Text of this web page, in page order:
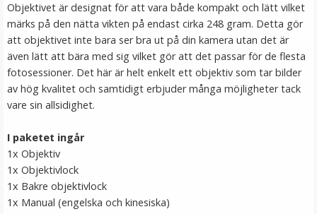
★★★★★
69 kr
LÄGG I VARUKORG
Objektivet är designat för att vara både kompakt och lätt vilket
märks på den nätta vikten på endast cirka 248 gram. Detta gör
att objektivet inte bara ser bra ut på din kamera utan det är
även lätt att bära med sig vilket gör att det passar för de flesta
fotosessioner. Det här är helt enkelt ett objektiv som tar bilder
av hög kvalitet och samtidigt erbjuder många möjligheter tack
vare sin allsidighet.
I paketet ingår
1x Objektiv
1x Objektivlock
1x Bakre objektivlock
1x Manual (engelska och kinesiska)